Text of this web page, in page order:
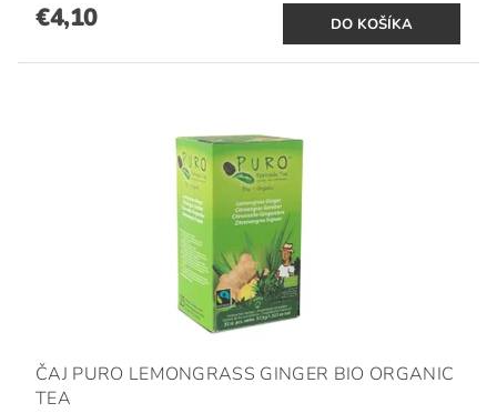
€4,10
ČAJ PURO LEMONGRASS GINGER BIO ORGANIC
TEA